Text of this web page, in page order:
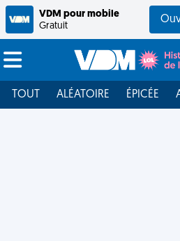
VDM pour mobile
Gratuit
TOUT ALÉATOIRE ÉPICÉE